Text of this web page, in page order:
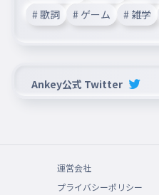
# 歌詞
# ゲーム # 雑学
Ankey公式 Twitter
運営会社
プライバシーポリシー